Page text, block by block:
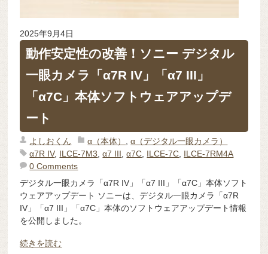
2025年9月4日
動作安定性の改善！ソニー デジタル
一眼カメラ「α7R IV」「α7 III」
「α7C」本体ソフトウェアアップデ
ート
よしおくん α（本体） ,α（デジタル一眼カメラ）
α7R IV, ILCE-7M3 ,α7 III ,α7C ILCE-7C ILCE-7RM4A
0 Comments
デジタル一眼カメラ「α7R IV」「α7 III」「α7C」本体ソフト
ウェアアップデート ソニーは、デジタル一眼カメラ「α7R
IV」「α7 III」「α7C」本体のソフトウェアアップデート情報
を公開しました。
続きを読む